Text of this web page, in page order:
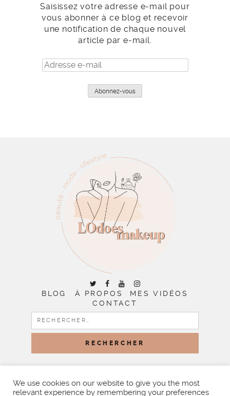
Saisissez votre adresse e-mail pour
vous abonner à ce blog et recevoir
une notification de chaque nouvel
article par e-mail.
Adresse
e-
Abonnez-vous
BLOG À PROPOS
MES VIDÉOS
CONTACT
RECHERCHER :
BY LITTLE THEME SHOP
We use cookies on our website to give you the most
relevant experience by remembering your preferences